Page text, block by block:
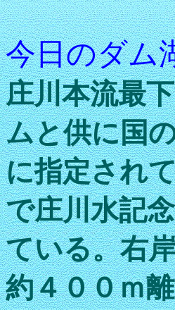
今日のダム
庄川本流最
ムと供に国
に指定され
で庄川水記
ている。右
約４００ｍ